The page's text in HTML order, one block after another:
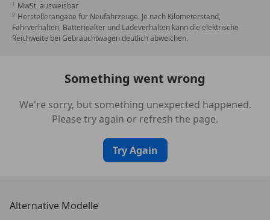
MwSt. ausweisbar
Herstellerangabe für Neufahrzeuge. Je nach Kilometerstand,
Fahrverhalten, Batteriealter und Ladeverhalten kann die elektrische
Reichweite bei Gebrauchtwagen deutlich abweichen.
Something went wrong
We're sorry, but something unexpected happened.
Please try again or refresh the page.
Try Again
Alternative Modelle